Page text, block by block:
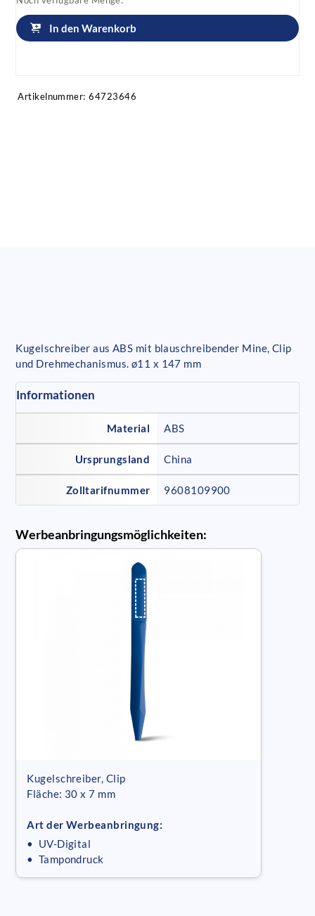
In den Warenkorb
Artikelnummer: 64723646
Kugelschreiber aus ABS mit blauschreibender Mine, Clip
und Drehmechanismus. ø11 x 147 mm
Informationen
Material ABS
Ursprungsland China
Zolltarifnummer 9608109900
Werbeanbringungsmöglichkeiten:
Kugelschreiber, Clip
Fläche: 30 x 7 mm
Art der Werbeanbringung:
• UV-Digital
• Tampondruck